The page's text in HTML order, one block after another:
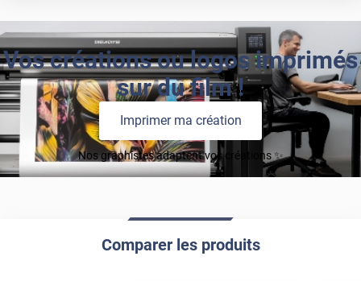
Vos créations ou logos imprimés
sur du film !
Imprimer ma création
Nos graphistes adaptent vos créations ✨
Comparer les produits